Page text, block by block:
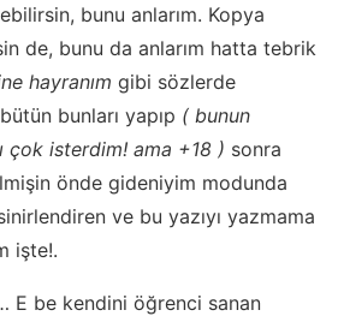
bunu anlarım. Kopya
de, bunu da anlarım hatta tebrik
hayranım gibi sözlerde
bunları yapıp ( bunun
çok isterdim! ama +18 ) sonra
önde gideniyim modunda
ve bu yazıyı yazmama
işte!.
E be kendini öğrenci sanan